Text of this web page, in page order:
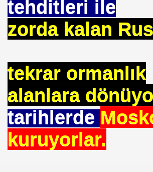
tehditleri ile
zorda kalan
tekrar ormanlık
alanlara
tarihlerde
kuruyorlar.
EDİLİYOR YOSA
969 HAREKETİ